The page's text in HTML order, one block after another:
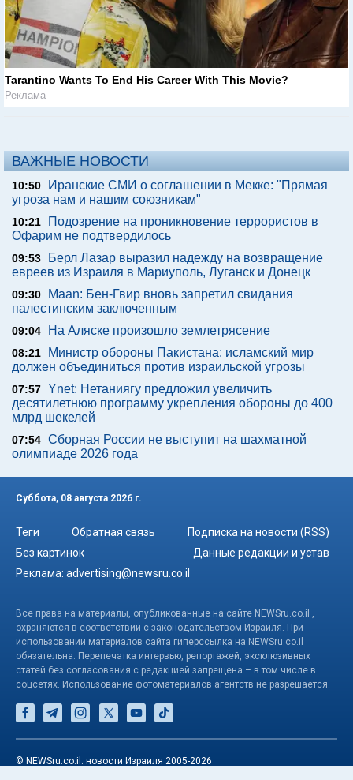
Tarantino Wants To End His Career With This Movie?
Реклама
ВАЖНЫЕ НОВОСТИ
10:50
Иранские СМИ о соглашении в Мекке: "Прямая
угроза нам и нашим союзникам"
10:21
Подозрение на проникновение террористов в
Офарим не подтвердилось
09:53
Берл Лазар выразил надежду на возвращение
евреев из Израиля в Мариуполь, Луганск и Донецк
09:30
Maan: Бен-Гвир вновь запретил свидания
палестинским заключенным
09:04 На Аляске произошло землетрясение
08:21
Министр обороны Пакистана: исламский мир
должен объединиться против израильской угрозы
07:57 Ynet: Нетаниягу предложил увеличить
десятилетнюю программу укрепления обороны до 400
млрд шекелей
07:54 Сборная России не выступит на шахматной
олимпиаде 2026 года
Суббота, 08 августа 2026 г.
Теги Обратная связь
Подписка на новости (RSS)
Без картинок
Данные редакции и устав
Реклама: advertising@newsru.co.il
Все права на материалы, опубликованные на сайте NEWSru.co.il ,
охраняются в соответствии с законодательством Израиля. При
использовании материалов сайта гиперссылка на NEWSru.co.il
обязательна. Перепечатка интервью, репортажей, эксклюзивных
статей без согласования с редакцией запрещена – в том числе в
соцсетях. Использование фотоматериалов агентств не разрешается.
© NEWSru.co.il: новости Израиля 2005-2026